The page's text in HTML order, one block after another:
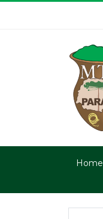
Home